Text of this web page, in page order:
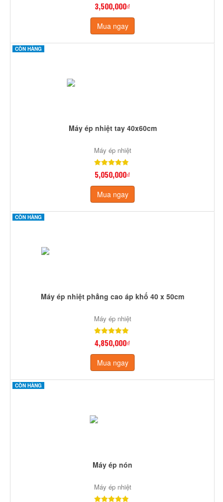
3,500,000₫
Mua ngay
CÒN HÀNG
Máy ép nhiệt tay 40x60cm
Máy ép nhiệt
5,050,000₫
Mua ngay
CÒN HÀNG
Máy ép nhiệt phẳng cao áp khố 40 x 50cm
Máy ép nhiệt
4,850,000₫
Mua ngay
CÒN HÀNG
Máy ép nón
Máy ép nhiệt